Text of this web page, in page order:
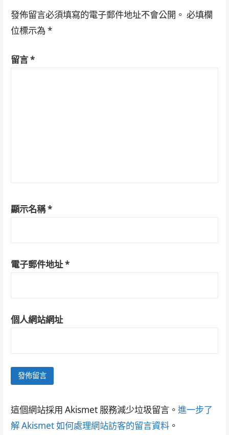
發佈留言必須填寫的電子郵件地址不會公開。 必填欄
位標示為 *
留言*
顯示名稱*
電子郵件地址*
個人網站網址
這個網站採用 Akismet 服務減少垃圾留言。 進一步了
解 Akismet 如何處理網站訪客的留言資料。